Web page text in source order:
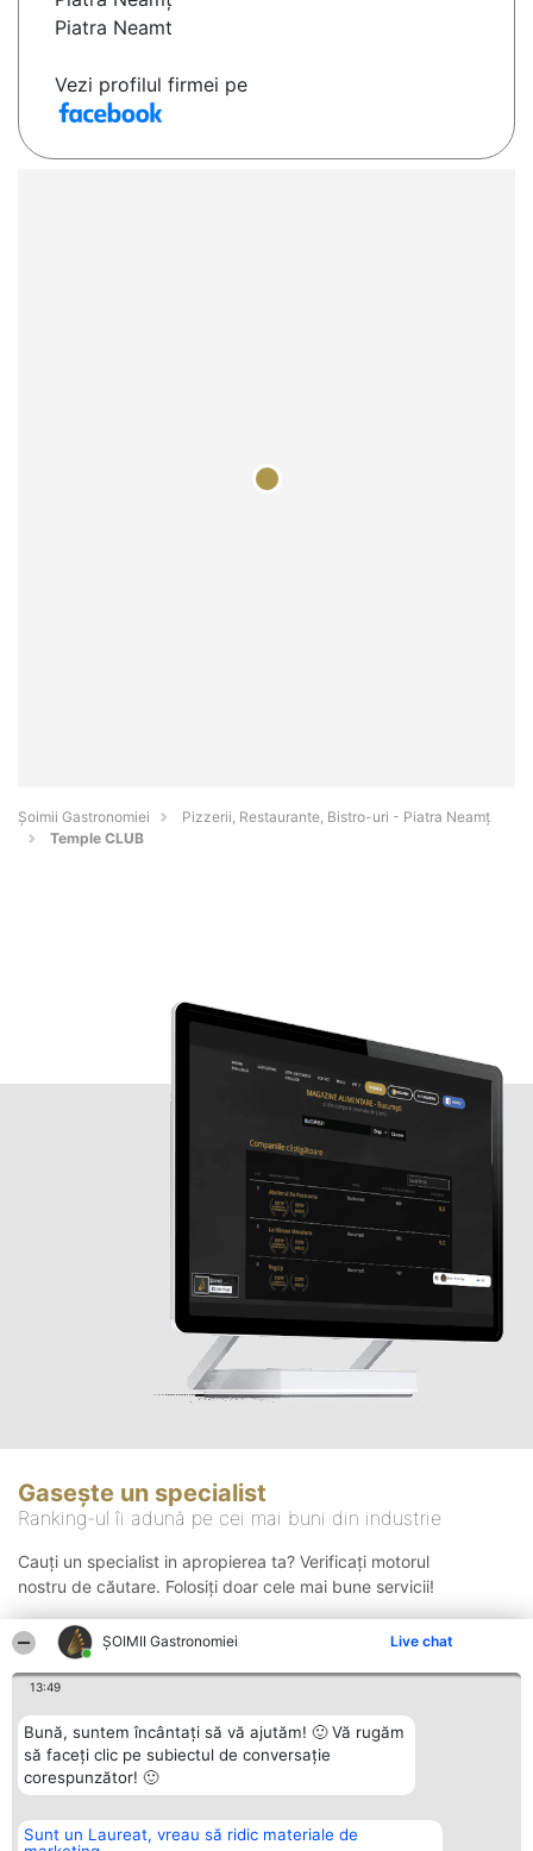
ȘOIMII Gastronomiei Live chat
13:49
Bună, suntem încântați să vă ajutăm! 🙂 Vă rugăm
să faceți clic pe subiectul de conversație
corespunzător! 🙂
Sunt un Laureat, vreau să ridic materiale de
Piatra Neamt
Vezi profilul firmei pe
Șoimii Gastronomiei
Pizzerii, Restaurante, Bistro-uri - Piatra Neamţ
Temple CLUB
Gasește un specialist
Ranking-ul îi adună pe cei mai buni din industrie
Cauți un specialist in apropierea ta? Verificați motorul
nostru de căutare. Folosiți doar cele mai bune servicii!
Organizator Ranking Plebiscyt Contact